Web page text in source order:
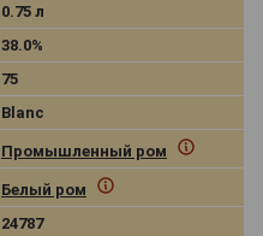
0.75 л
38.0%
75
Blanc
Промышленный ром
Белый ром
24787